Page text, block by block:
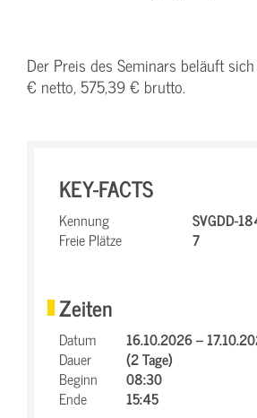
Der Preis des Seminars beläuft
€ netto, 575,39 € brutto.
KEY-FACTS
Kennung
SVGDD-
Freie Plätze
7
Zeiten
Datum
16.10.2026 –
Dauer
(2 Tage)
Beginn
08:30
Ende
15:45